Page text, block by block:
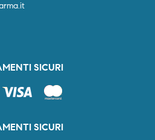
SICURI
SICURI